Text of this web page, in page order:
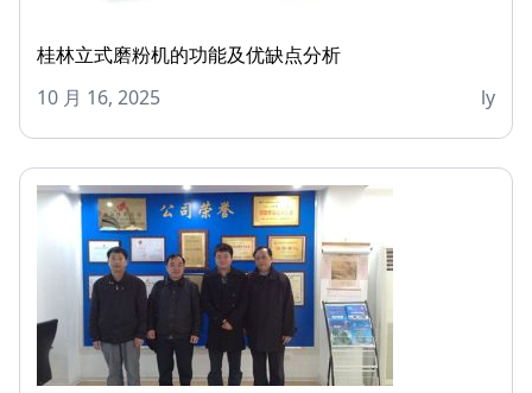
桂林立式磨粉机的功能及优缺点分析
10 月 16, 2025
ly